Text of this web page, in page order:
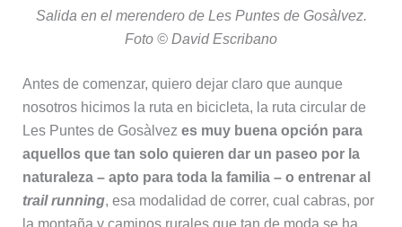
Salida en el merendero de Les Puntes de Gosàlvez.
Foto © David Escribano
Antes de comenzar, quiero dejar claro que aunque
nosotros hicimos la ruta en bicicleta, la ruta circular de
Les Puntes de Gosàlvez es muy buena opción para
aquellos que tan solo quieren dar un paseo por la
naturaleza – apto para toda la familia – o entrenar al
trail running, esa modalidad de correr, cual cabras, por